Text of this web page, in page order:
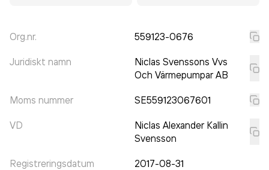
Org.nr. 559123-0676
Juridiskt namn
Niclas Svenssons Vvs
Och Värmepumpar AB
Moms nummer SE559123067601
VD
Niclas Alexander Kallin
Svensson
Registreringsdatum 2017-08-31